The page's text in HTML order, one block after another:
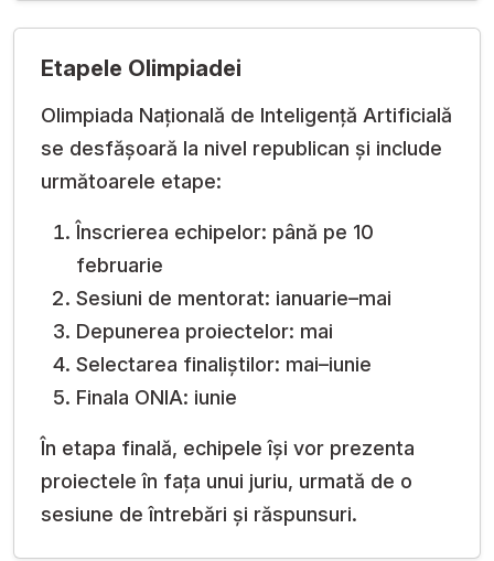
Etapele Olimpiadei
Olimpiada Națională de Inteligență Artificială
se desfășoară la nivel republican și include
următoarele etape:
Înscrierea echipelor: până pe 10
februarie
Sesiuni de mentorat: ianuarie–mai
Depunerea proiectelor: mai
Selectarea finaliștilor: mai–iunie
Finala ONIA: iunie
În etapa finală, echipele își vor prezenta
proiectele în fața unui juriu, urmată de o
sesiune de întrebări și răspunsuri.